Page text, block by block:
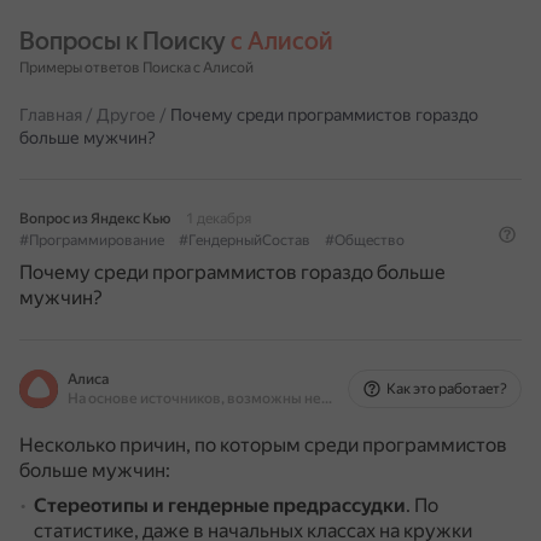
Вопросы к Поиску с Алисой
Примеры ответов Поиска с Алисой
Главная / Другое / Почему среди программистов гораздо
больше мужчин?
Вопрос из Яндекс Кью
1 декабря
#Программирование
#ГендерныйСостав #Общество
Почему среди программистов гораздо больше
мужчин?
Алиса
На основе источников, возможны неточности
Как это работает?
Несколько причин, по которым среди программистов
больше мужчин:
Стереотипы и гендерные предрассудки. По
статистике, даже в начальных классах на кружки